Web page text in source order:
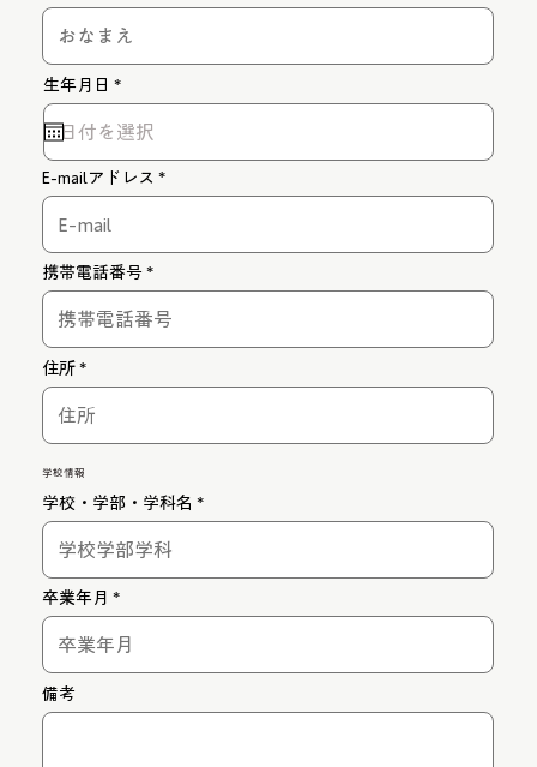
生年月日 *r
e
u
e
d
E-mailアドレス
携帯電話番号
住所
学校情報
学校・学部・学科名
卒業年月
備考